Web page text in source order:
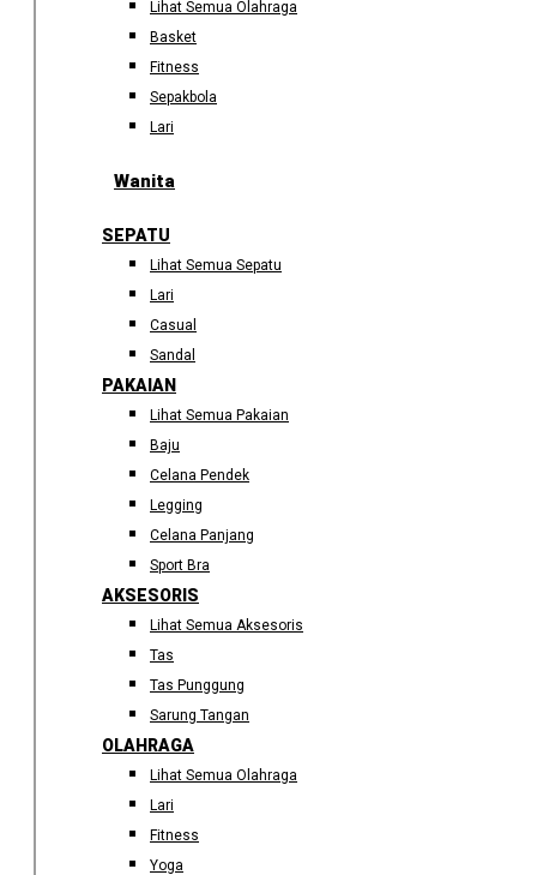
Lihat Semua Olahraga
Basket
Fitness
Sepakbola
Lari
Wanita
SEPATU
Lihat Semua Sepatu
Lari
Casual
Sandal
PAKAIAN
Lihat Semua Pakaian
Baju
Celana Pendek
Legging
Celana Panjang
Sport Bra
AKSESORIS
Lihat Semua Aksesoris
Tas
Tas Punggung
Sarung Tangan
OLAHRAGA
Lihat Semua Olahraga
Lari
Fitness
Yoga